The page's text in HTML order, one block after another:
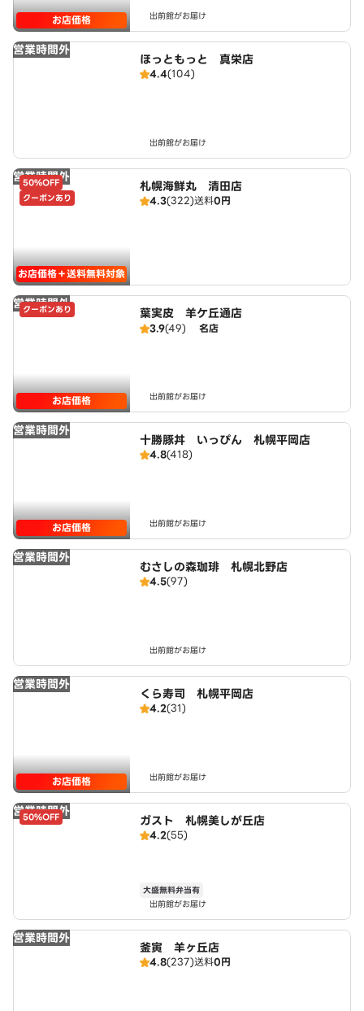
お店価格 出前館がお届け
営業時間外
ほっともっと 真栄店
4.4(104)
出前館がお届け
営業時間外
50%OFF
クーポンあり
お店価格＋送料無料対象
札幌海鮮丸 清田店
4.3(322)送料0円
営業時間外
クーポンあり
お店価格
葉実皮 羊ケ丘通店
3.9(49) 名店
出前館がお届け
営業時間外
お店価格
十勝豚丼 いっぴん 札幌平岡店
4.8(418)
出前館がお届け
営業時間外
むさしの森珈琲 札幌北野店
4.5(97)
出前館がお届け
営業時間外
お店価格
くら寿司 札幌平岡店
4.2(31)
出前館がお届け
営業時間外
50%OFF ガスト 札幌美しが丘店
4.2(55)
大盛無料弁当有
出前館がお届け
営業時間外
釜寅 羊ヶ丘店
4.8(237)送料0円